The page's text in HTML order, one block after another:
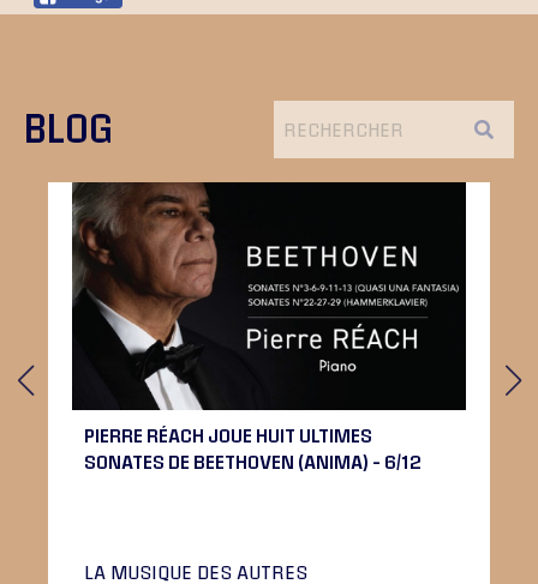
BLOG
PIERRE RÉACH JOUE HUIT ULTIMES
SONATES DE BEETHOVEN (ANIMA) – 6/12
LA MUSIQUE DES AUTRES